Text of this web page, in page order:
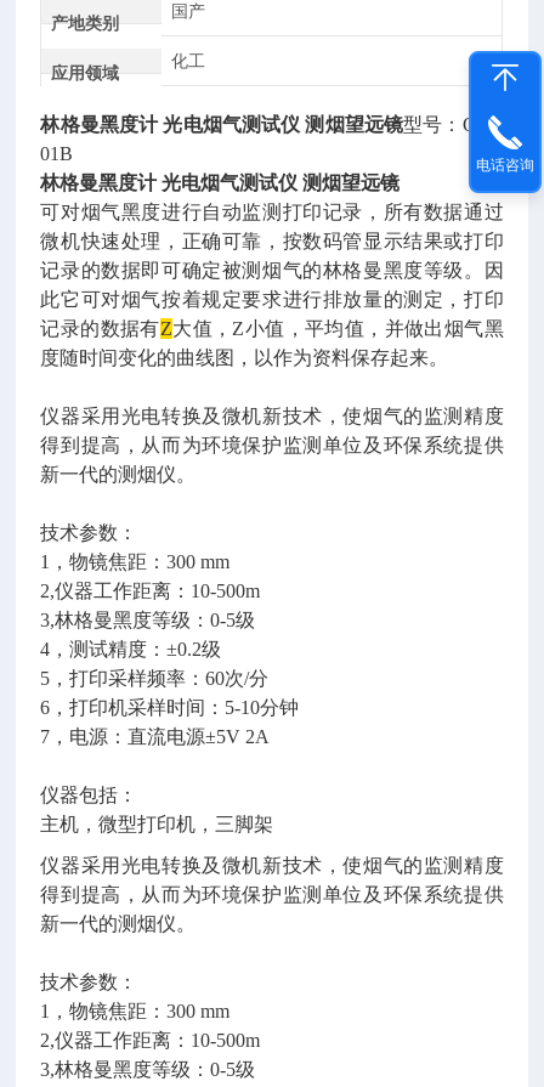
产地类别
国产
应用领域
化工
林格曼黑度计 光电烟气测试仪 测烟望远镜型号：QT-2
01B
林格曼黑度计 光电烟气测试仪 测烟望远镜
可对烟气黑度进行自动监测打印记录，所有数据通过
微机快速处理，正确可靠，按数码管显示结果或打印
记录的数据即可确定被测烟气的林格曼黑度等级。因
此它可对烟气按着规定要求进行排放量的测定，打印
记录的数据有Z大值， Z小值，平均值，并做出烟气黑
度随时间变化的曲线图，以作为资料保存起来。
仪器采用光电转换及微机新技术，使烟气的监测精度
得到提高，从而为环境保护监测单位及环保系统提供
新一代的测烟仪。
技术参数：
1，物镜焦距：300 mm
2,仪器工作距离：10-500m
3,林格曼黑度等级：0-5级
4，测试精度：±0.2级
5，打印采样频率：60次/分
6，打印机采样时间：5-10分钟
7，电源：直流电源±5V 2A
仪器包括：
主机，微型打印机，三脚架
仪器采用光电转换及微机新技术，使烟气的监测精度
得到提高，从而为环境保护监测单位及环保系统提供
新一代的测烟仪。
技术参数：
1，物镜焦距：300 mm
2,仪器工作距离：10-500m
3,林格曼黑度等级：0-5级
电话咨询